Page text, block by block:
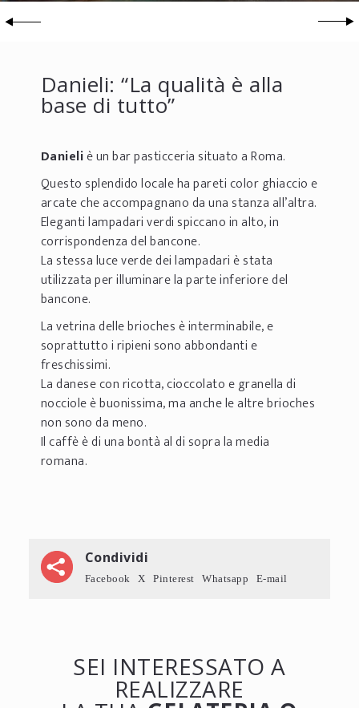
Danieli: “La qualità è alla
base di tutto”
Danieliè un bar pasticceria situato a Roma.
Questo splendido locale ha pareti color ghiaccio e
arcate che accompagnano da una stanza all’altra.
Eleganti lampadari verdi spiccano in alto, in
corrispondenza del bancone.
La stessa luce verde dei lampadari è stata
utilizzata per illuminare la parte inferiore del
bancone.
La vetrina delle brioches è interminabile, e
soprattutto i ripieni sono abbondanti e
freschissimi.
La danese con ricotta, cioccolato e granella di
nocciole è buonissima, ma anche le altre brioches
non sono da meno.
Il caffè è di una bontà al di sopra la media
romana.
Condividi
Facebook X Pinterest Whatsapp E-mail
SEI INTERESSATO A
REALIZZARE